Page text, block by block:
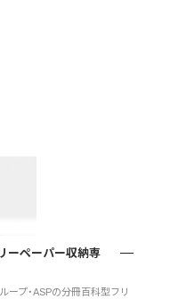
ーペーパー収納専
ープ・ASPの分冊百科型フリ